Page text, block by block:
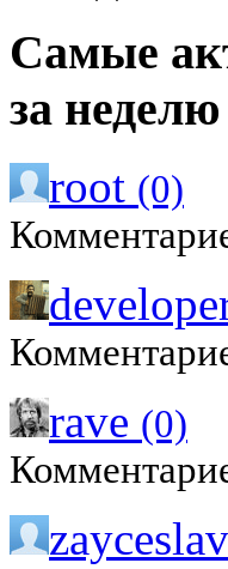
Самые
за неделю
root (0)
rave (0)
zayceslav